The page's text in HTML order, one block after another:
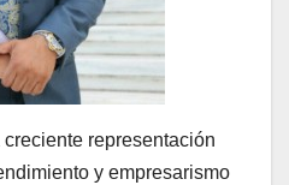
representación
y empresarismo